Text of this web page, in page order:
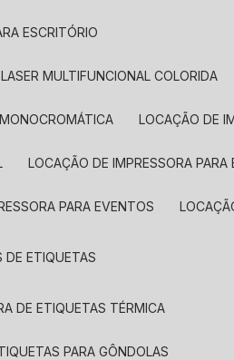
ESCRITÓRIO
MULTIFUNCIONAL COLORIDA
LOCAÇÃO DE
LOCAÇÃO DE IMPRESSORA PARA
PARA EVENTOS
DE ETIQUETAS
DE ETIQUETAS TÉRMICA
PARA GÔNDOLAS